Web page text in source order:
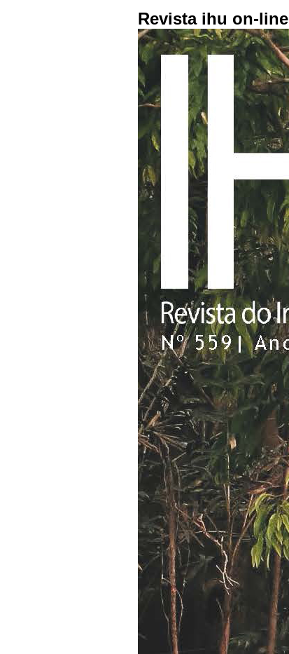
Revista ihu on-line